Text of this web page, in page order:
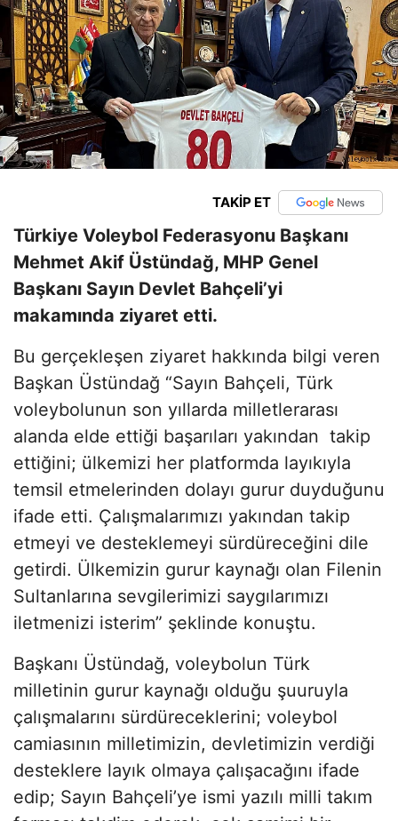
TAKİP ET
Türkiye Voleybol Federasyonu Başkanı
Mehmet Akif Üstündağ, MHP Genel
Başkanı Sayın Devlet Bahçeli’yi
makamında ziyaret etti.
Bu gerçekleşen ziyaret hakkında bilgi veren
Başkan Üstündağ “Sayın Bahçeli, Türk
voleybolunun son yıllarda milletlerarası
alanda elde ettiği başarıları yakından takip
ettiğini; ülkemizi her platformda layıkıyla
temsil etmelerinden dolayı gurur duyduğunu
ifade etti. Çalışmalarımızı yakından takip
etmeyi ve desteklemeyi sürdüreceğini dile
getirdi. Ülkemizin gurur kaynağı olan Filenin
Sultanlarına sevgilerimizi saygılarımızı
iletmenizi isterim” şeklinde konuştu.
Başkanı Üstündağ, voleybolun Türk
milletinin gurur kaynağı olduğu şuuruyla
çalışmalarını sürdüreceklerini; voleybol
camiasının milletimizin, devletimizin verdiği
desteklere layık olmaya çalışacağını ifade
edip; Sayın Bahçeli’ye ismi yazılı milli takım